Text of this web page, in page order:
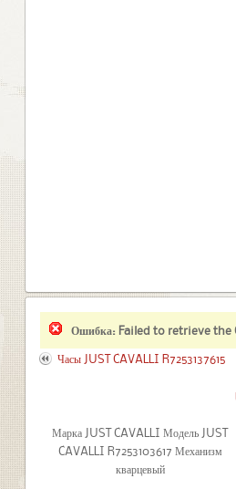
Ошибка: Failed to retrieve the
Часы JUST CAVALLI R7253137615
Марка JUST CAVALLI Модель JUST
CAVALLI R7253103617 Механизм
кварцевый